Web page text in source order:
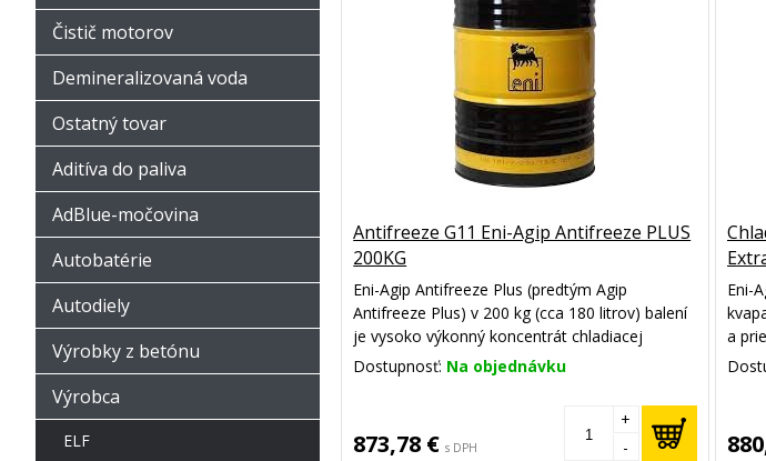
Antifreeze G11 Eni-Agip Antifreeze PLUS
200KG
Eni-Agip Antifreeze Plus (predtým Agip
Antifreeze Plus) v 200 kg (cca 180 litrov) balení
je vysoko výkonný koncentrát chladiacej
kvapaliny na báze etylénglykolu určený pre
chladiace okruhy motorových vozidiel a
Dostupnosť: Na objednávku
873,78 € s DPH
+
-
Eni-
a
Čistič motorov
Demineralizovaná voda
Ostatný tovar
Aditíva do paliva
AdBlue-močovina
Autobatérie
Autodiely
Výrobky z betónu
Výrobca
ELF